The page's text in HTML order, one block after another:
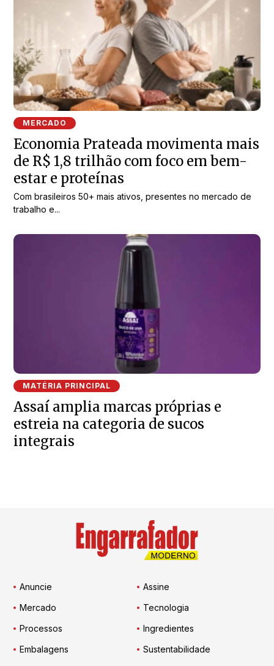
MERCADO
Economia Prateada movimenta mais
de R$ 1,8 trilhão com foco em bem-
estar e proteínas
Com brasileiros 50+ mais ativos, presentes no mercado de
trabalho e...
MATÉRIA PRINCIPAL
Assaí amplia marcas próprias e
estreia na categoria de sucos
integrais
Anuncie
Assine
Mercado
Tecnologia
Processos
Ingredientes
Embalagens
Sustentabilidade